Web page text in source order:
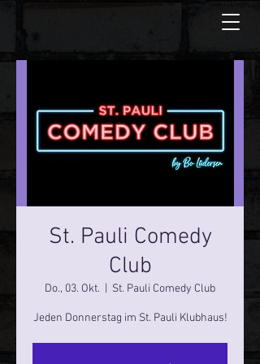
St. Pauli Comedy
Club
Do., 03. Okt. St. Pauli Comedy Club
Jeden Donnerstag im St. Pauli Klubhaus!